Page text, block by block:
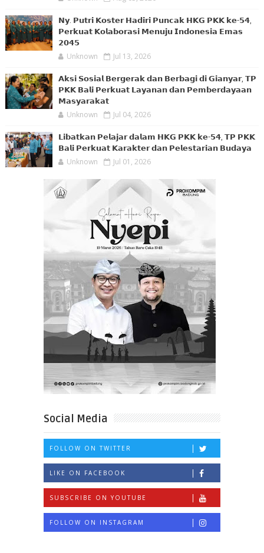
𝗡𝘆. 𝗣𝘂𝘁𝗿𝗶 𝗞𝗼𝘀𝘁𝗲𝗿 𝗛𝗮𝗱𝗶𝗿𝗶 𝗣𝘂𝗻𝗰𝗮𝗸 𝗛𝗞𝗚 𝗣𝗞𝗞 𝗸𝗲-𝟱𝟰,
𝗣𝗲𝗿𝗸𝘂𝗮𝘁 𝗞𝗼𝗹𝗮𝗯𝗼𝗿𝗮𝘀𝗶 𝗠𝗲𝗻𝘂𝗷𝘂 𝗜𝗻𝗱𝗼𝗻𝗲𝘀𝗶𝗮 𝗘𝗺𝗮𝘀
𝟮𝟬𝟰𝟱
Unknown Jul 13, 2026
𝗔𝗸𝘀𝗶 𝗦𝗼𝘀𝗶𝗮𝗹 𝗕𝗲𝗿𝗴𝗲𝗿𝗮𝗸 𝗱𝗮𝗻 𝗕𝗲𝗿𝗯𝗮𝗴𝗶 𝗱𝗶 𝗚𝗶𝗮𝗻𝘆𝗮𝗿, 𝗧𝗣
𝗣𝗞𝗞 𝗕𝗮𝗹𝗶 𝗣𝗲𝗿𝗸𝘂𝗮𝘁 𝗟𝗮𝘆𝗮𝗻𝗮𝗻 𝗱𝗮𝗻 𝗣𝗲𝗺𝗯𝗲𝗿𝗱𝗮𝘆𝗮𝗮𝗻
𝗠𝗮𝘀𝘆𝗮𝗿𝗮𝗸𝗮𝘁
Unknown Jul 04, 2026
𝗟𝗶𝗯𝗮𝘁𝗸𝗮𝗻 𝗣𝗲𝗹𝗮𝗷𝗮𝗿 𝗱𝗮𝗹𝗮𝗺 𝗛𝗞𝗚 𝗣𝗞𝗞 𝗸𝗲-𝟱𝟰, 𝗧𝗣 𝗣𝗞𝗞
𝗕𝗮𝗹𝗶 𝗣𝗲𝗿𝗸𝘂𝗮𝘁 𝗞𝗮𝗿𝗮𝗸𝘁𝗲𝗿 𝗱𝗮𝗻 𝗣𝗲𝗹𝗲𝘀𝘁𝗮𝗿𝗶𝗮𝗻 𝗕𝘂𝗱𝗮𝘆𝗮
Unknown Jul 01, 2026
Social Media
FOLLOW ON TWITTER
LIKE ON FACEBOOK
SUBSCRIBE ON YOUTUBE
FOLLOW ON INSTAGRAM